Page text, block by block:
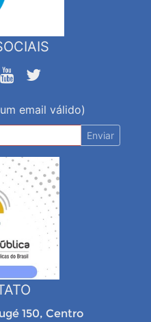
email válido)
Enviar
150, Centro